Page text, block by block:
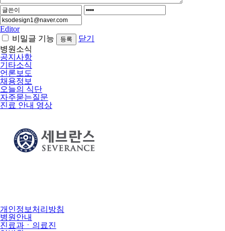
Editor
비밀글 기능
닫기
병원소식
공지사항
기타소식
언론보도
채용정보
오늘의 식단
자주묻는질문
진료 안내 영상
개인정보처리방침
병원안내
진료과ㆍ의료진